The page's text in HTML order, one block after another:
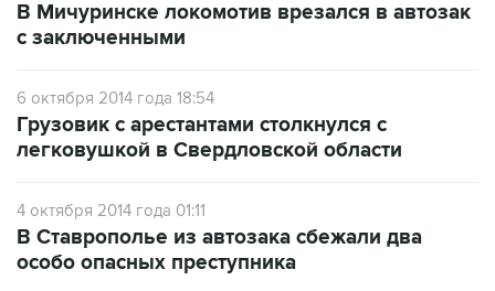
В Мичуринске локомотив врезался в автозак
с заключенными
6 октября 2014 года 18:54
Грузовик с арестантами столкнулся с
легковушкой в Свердловской области
4 октября 2014 года 01:11
В Ставрополье из автозака сбежали два
особо опасных преступника